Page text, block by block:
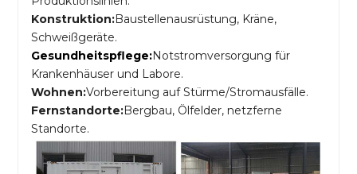
Konstruktion:Baustellenausrüstung, Kräne,
Schweißgeräte.
Gesundheitspflege:Notstromversorgung für
Krankenhäuser und Labore.
Wohnen:Vorbereitung auf Stürme/Stromausfälle.
Fernstandorte:Bergbau, Ölfelder, netzferne
Standorte.